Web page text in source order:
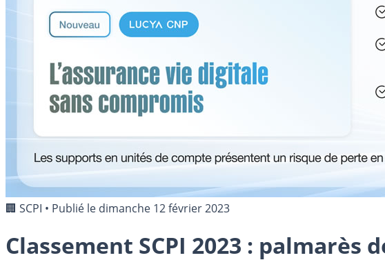
🏢 SCPI • Publié le dimanche 12 février 2023
Classement SCPI 2023 : palmarès